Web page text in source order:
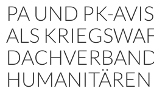
PA UND PK-
ALS
HUMANITÄREN